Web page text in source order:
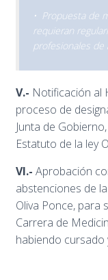
• Propuesta de
requieran
profesionales de
V.- Notificación al
proceso de
Junta de
Estatuto de la ley
VI.- Aprobación
abstenciones de
Oliva Ponce, para
Carrera de
habiendo cursado